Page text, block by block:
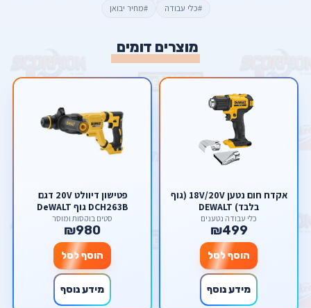
#כלי עבודה
#מחיר יבואן
מוצרים דומים
אקדח חום נטען 18V/20V (גוף
בלבד) DEWALT
כלי עבודה נטענים
₪499
הוסף לסל
מידע נוסף
פטישון דיוולט 20V דגם
DCH263B גוף DeWALT
סטים בוקסות ומוסך
₪980
הוסף לסל
מידע נוסף